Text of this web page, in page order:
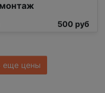
500 руб
еще цены